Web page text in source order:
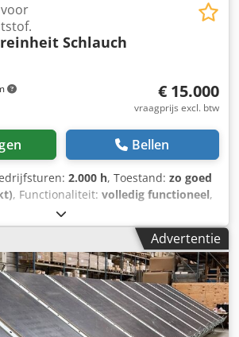
Schlauch
€ 15.000
vraagprijs excl. btw
Bellen
2.000 h, Toestand: zo goed
, Functionaliteit: volledig functioneel,
nieuwe Ulmatec filterunit, type
aan voor droge afzuiging van
Bouwjaar 2022. Fabrikant: Ulmatec
slang FES 20-35-4 Djdpfezlr Dcsx
Staat: vrijwel nieuw Type: droge
kunststof Categorienummer: 376
of meer informatie wenst, stuur ons dan
neem telefonisch contact met ons op.
Advertentie